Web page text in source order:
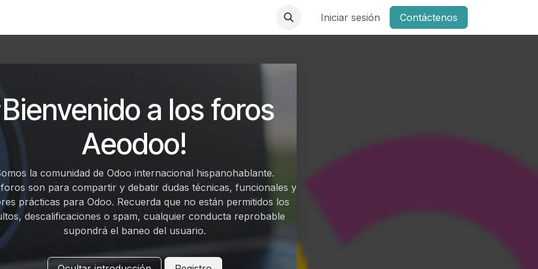
Iniciar sesión Contáctenos
a los foros
Aeodoo!
la comunidad de Odoo internacional hispanohablante.
son para compartir y debatir dudas técnicas, funcionales y
prácticas para Odoo. Recuerda que no están permitidos los
descalificaciones o spam, cualquier conducta reprobable
supondrá el baneo del usuario.